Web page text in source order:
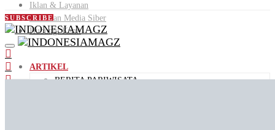
Iklan & Layanan
Pedoman Media Siber
Hubungi Kami
SUBSCRIBE
ARTIKEL
BERITA PARIWISATA